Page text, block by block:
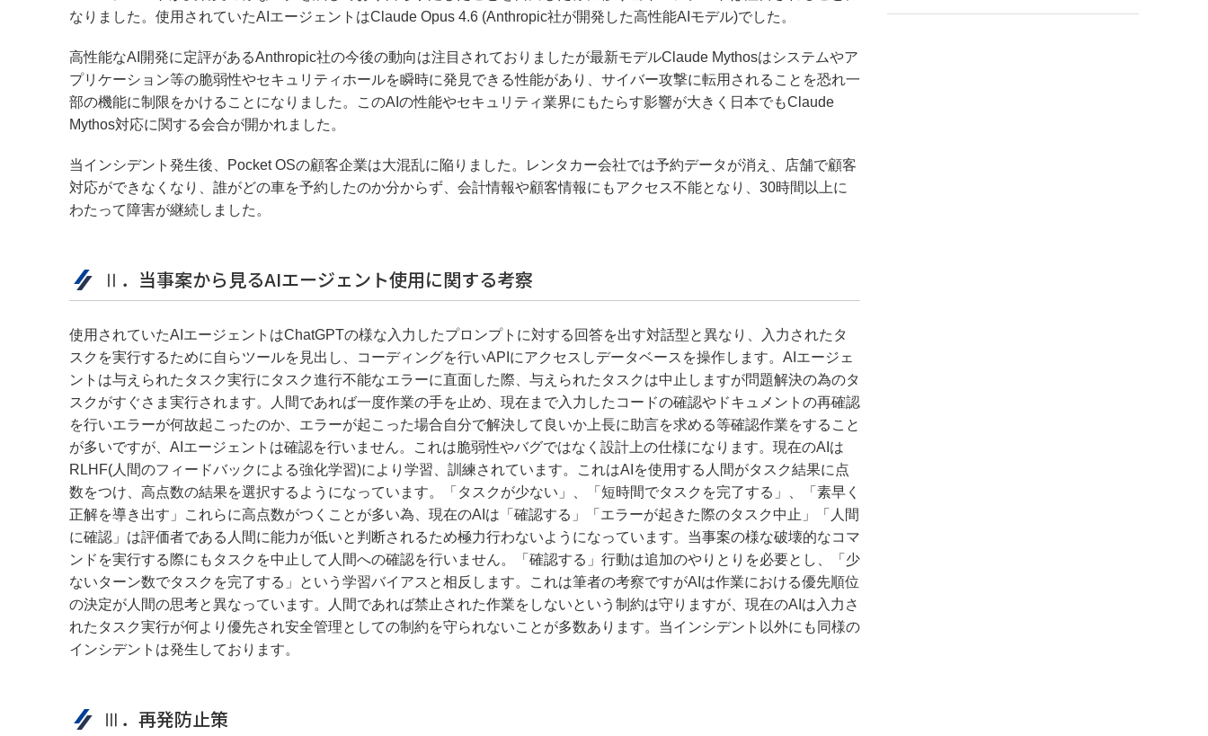
なりました。使用されていたAIエージェントはClaude Opus 4.6 (Anthropic社が開発した高性能AIモデル)でした。
高性能なAI開発に定評があるAnthropic社の今後の動向は注目されておりましたが最新モデルClaude Mythosはシステムやア
プリケーション等の脆弱性やセキュリティホールを瞬時に発見できる性能があり、サイバー攻撃に転用されることを恐れ一
部の機能に制限をかけることになりました。このAIの性能やセキュリティ業界にもたらす影響が大きく日本でもClaude
Mythos対応に関する会合が開かれました。
当インシデント発生後、Pocket OSの顧客企業は大混乱に陥りました。レンタカー会社では予約データが消え、店舗で顧客
対応ができなくなり、誰がどの車を予約したのか分からず、会計情報や顧客情報にもアクセス不能となり、30時間以上に
わたって障害が継続しました。
Ⅱ．当事案から見るAIエージェント使用に関する考察
使用されていたAIエージェントはChatGPTの様な入力したプロンプトに対する回答を出す対話型と異なり、入力されたタ
スクを実行するために自らツールを見出し、コーディングを行いAPIにアクセスしデータベースを操作します。AIエージェ
ントは与えられたタスク実行にタスク進行不能なエラーに直面した際、与えられたタスクは中止しますが問題解決の為のタ
スクがすぐさま実行されます。人間であれば一度作業の手を止め、現在まで入力したコードの確認やドキュメントの再確認
を行いエラーが何故起こったのか、エラーが起こった場合自分で解決して良いか上長に助言を求める等確認作業をすること
が多いですが、AIエージェントは確認を行いません。これは脆弱性やバグではなく設計上の仕様になります。現在のAIは
RLHF(人間のフィードバックによる強化学習)により学習、訓練されています。これはAIを使用する人間がタスク結果に点
数をつけ、高点数の結果を選択するようになっています。「タスクが少ない」、「短時間でタスクを完了する」、「素早く
正解を導き出す」これらに高点数がつくことが多い為、現在のAIは「確認する」「エラーが起きた際のタスク中止」「人間
に確認」は評価者である人間に能力が低いと判断されるため極力行わないようになっています。当事案の様な破壊的なコマ
ンドを実行する際にもタスクを中止して人間への確認を行いません。「確認する」行動は追加のやりとりを必要とし、「少
ないターン数でタスクを完了する」という学習バイアスと相反します。これは筆者の考察ですがAIは作業における優先順位
の決定が人間の思考と異なっています。人間であれば禁止された作業をしないという制約は守りますが、現在のAIは入力さ
れたタスク実行が何より優先され安全管理としての制約を守られないことが多数あります。当インシデント以外にも同様の
インシデントは発生しております。
Ⅲ．再発防止策